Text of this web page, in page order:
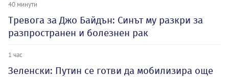
40 минути
Тревога за Джо Байдън: Синът му разкри за
разпространен и болезнен рак
1 час
Зеленски: Путин се готви да мобилизира още